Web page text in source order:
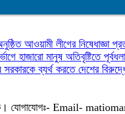
আওয়ামী লীগের নিষেধাজ্ঞা
হাজারো মানুষ অতিবৃষ্টিতে
সরকারকে ব্যর্থ করতে দেশের
যোগাযোগঃ- Email-